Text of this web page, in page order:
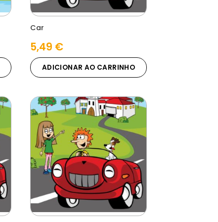
Car
5,49 €
ADICIONAR AO CARRINHO